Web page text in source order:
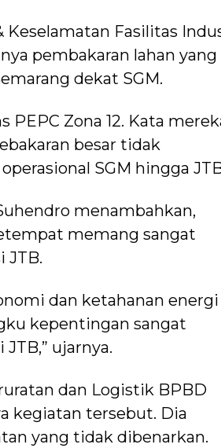
Keselamatan Fasilitas
pembakaran lahan yang
dekat SGM.
Zona 12. Kata
besar tidak
SGM hingga
menambahkan,
memang sangat
JTB.
dan ketahanan energi
kepentingan sangat
ujarnya.
dan Logistik BPBD
kegiatan tersebut. Dia
yang tidak dibenarkan.